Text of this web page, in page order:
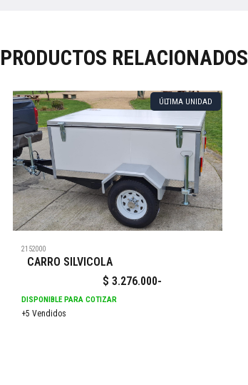
PRODUCTOS RELACIONADOS
ÚLTIMA UNIDAD
2152000
CARRO SILVICOLA
$ 3.276.000-
DISPONIBLE PARA COTIZAR
+5 Vendidos